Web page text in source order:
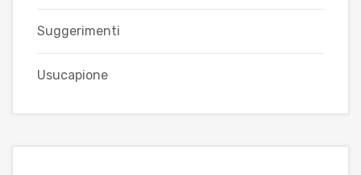
Suggerimenti
Usucapione